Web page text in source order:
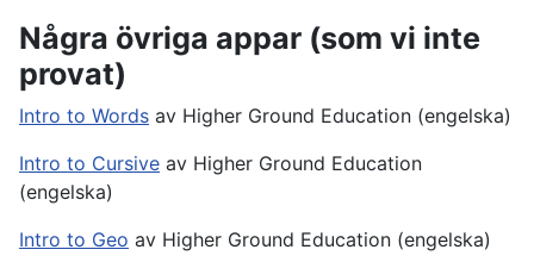
Några övriga appar (som vi inte
provat)
Intro to Words av Higher Ground Education (engelska)
Intro to Cursive av Higher Ground Education
(engelska)
Intro to Geo av Higher Ground Education (engelska)